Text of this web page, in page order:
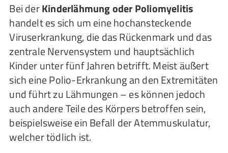
Bei derKinderlähmung oder Poliomyelitis
handelt es sich um eine hochansteckende
Viruserkrankung, die das Rückenmark und das
zentrale Nervensystem und hauptsächlich
Kinder unter fünf Jahren betrifft. Meist äußert
sich eine Polio-Erkrankung an den Extremitäten
und führt zu Lähmungen – es können jedoch
auch andere Teile des Körpers betroffen sein,
beispielsweise ein Befall der Atemmuskulatur,
welcher tödlich ist.